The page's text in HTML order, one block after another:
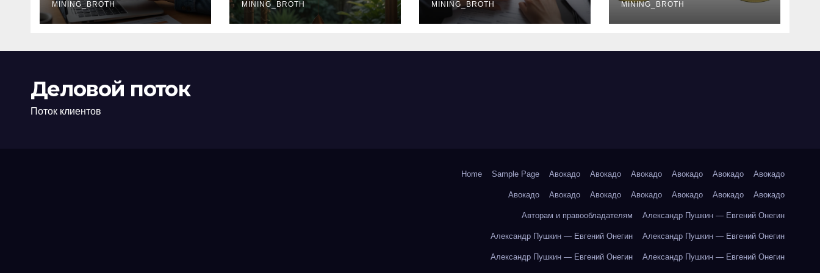
офис: порядок,
требования и
MINING_BROTH
колокольчиков
MINING_BROTH
ставки и
требования к
MINING_BROTH
руководство
MINING_BROTH
Деловой поток
Поток клиентов
Home Sample Page Авокадо Авокадо Авокадо Авокадо Авокадо Авокадо
Авокадо Авокадо Авокадо Авокадо Авокадо Авокадо Авокадо
Авторам и правообладателям Александр Пушкин — Евгений Онегин
Александр Пушкин — Евгений Онегин Александр Пушкин — Евгений Онегин
Александр Пушкин — Евгений Онегин Александр Пушкин — Евгений Онегин